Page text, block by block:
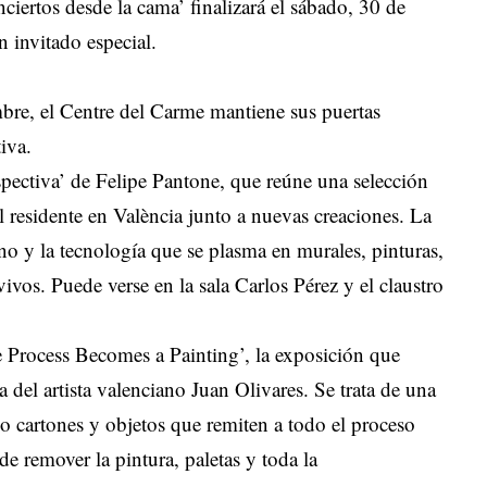
desde la cama’ finalizará el sábado, 30 de
invitado especial.
el Centre del Carme mantiene sus puertas
de Felipe Pantone, que reúne una selección
en València junto a nuevas creaciones. La
y la tecnología que se plasma en murales, pinturas,
Puede verse en la sala Carlos Pérez y el claustro
Becomes a Painting’, la exposición que
artista valenciano Juan Olivares. Se trata de una
cartones y objetos que remiten a todo el proceso
remover la pintura, paletas y toda la